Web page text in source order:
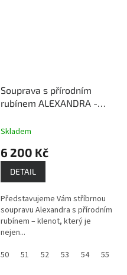
Souprava s přírodním
rubínem ALEXANDRA -
ŘETÍZKEM, PRSTEN
bohatství
Skladem
6 200 Kč
DETAIL
Představujeme Vám stříbrnou
soupravu Alexandra s přírodním
rubínem – klenot, který je
nejen...
50
51 52 53 54 55